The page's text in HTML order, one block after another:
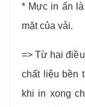
* Mực in ấn
mặt của vải.
=> Từ hai
chất liệu bền
khi in xong